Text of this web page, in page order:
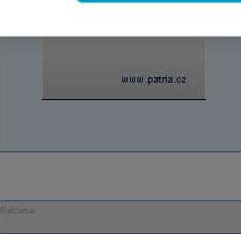
Reklama